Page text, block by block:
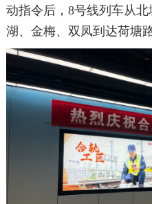
动指令后，8号线列车从
湖、金梅、双凤到达荷塘